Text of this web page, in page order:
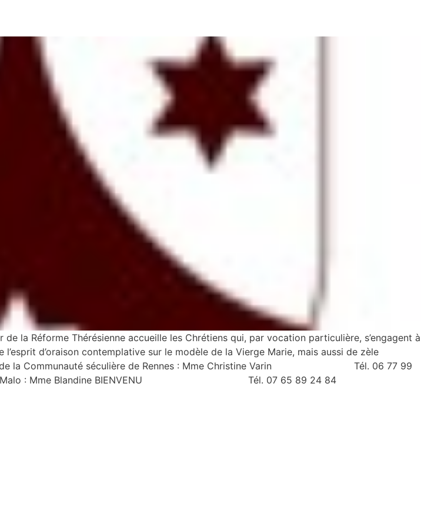
la Réforme Thérésienne accueille les Chrétiens qui, par vocation particulière, s’engagent à
d’oraison contemplative sur le modèle de la Vierge Marie, mais aussi de zèle
de la Communauté séculière de Rennes : Mme Christine Varin Tél. 06 77 99
de Saint-Malo : Mme Blandine BIENVENU Tél. 07 65 89 24 84